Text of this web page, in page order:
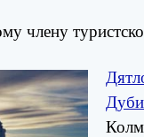
члену